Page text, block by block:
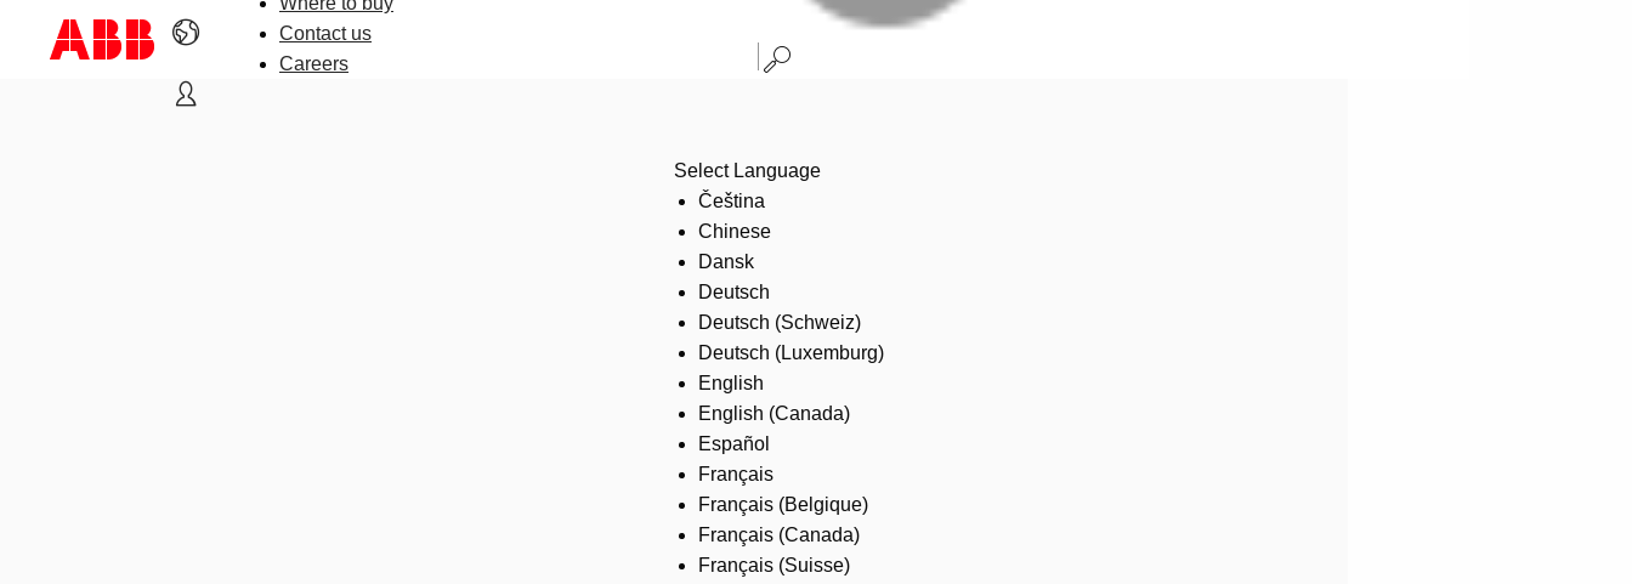
Contact us
Careers
Select Language
Čeština
Chinese
Dansk
Deutsch
Deutsch (Schweiz)
Deutsch (Luxemburg)
English
English (Canada)
Español
Français
Français (Belgique)
Français (Canada)
Français (Suisse)